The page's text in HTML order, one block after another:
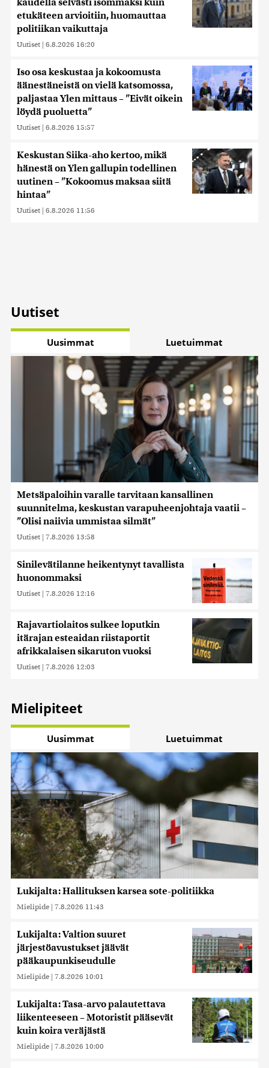
etukäteen arvioitiin, huomauttaa
politiikan vaikuttaja
Uutiset | 6.8.2026 16:20
Iso osa keskustaa ja kokoomusta
äänestäneistä on vielä katsomossa,
paljastaa Ylen mittaus – ”Eivät oikein
löydä puoluetta”
Uutiset | 6.8.2026 15:57
Keskustan Siika-aho kertoo, mikä
hänestä on Ylen gallupin todellinen
uutinen – ”Kokoomus maksaa siitä
hintaa”
Uutiset | 6.8.2026 11:56
Uutiset
Uusimmat Luetuimmat
Metsäpaloihin varalle tarvitaan kansallinen
suunnitelma, keskustan varapuheenjohtaja vaatii –
”Olisi naiivia ummistaa silmät”
Uutiset | 7.8.2026 13:58
Sinilevätilanne heikentynyt tavallista
huonommaksi
Uutiset | 7.8.2026 12:16
Rajavartiolaitos sulkee loputkin
itärajan esteaidan riistaportit
afrikkalaisen sikaruton vuoksi
Uutiset | 7.8.2026 12:03
Mielipiteet
Uusimmat Luetuimmat
Lukijalta: Hallituksen karsea sote-politiikka
Mielipide | 7.8.2026 11:43
Lukijalta: Valtion suuret
järjestöavustukset jäävät
pääkaupunkiseudulle
Mielipide | 7.8.2026 10:01
Lukijalta: Tasa-arvo palautettava
liikenteeseen – Motoristit pääsevät
kuin koira veräjästä
Mielipide | 7.8.2026 10:00